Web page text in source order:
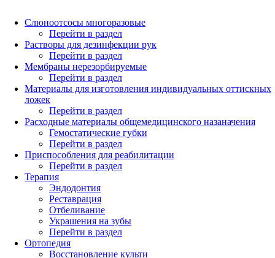
Слюноотсосы многоразовые
Перейти в раздел
Растворы для дезинфекции рук
Перейти в раздел
Мембраны нерезорбируемые
Перейти в раздел
Материалы для изготовления индивидуальных оттискных
ложек
Перейти в раздел
Расходные материалы общемедицинского назаначения
Гемостатические губки
Перейти в раздел
Приспособления для реабилитации
Перейти в раздел
Терапия
Эндодонтия
Реставрация
Отбеливание
Украшения на зубы
Перейти в раздел
Ортопедия
Восстановление культи